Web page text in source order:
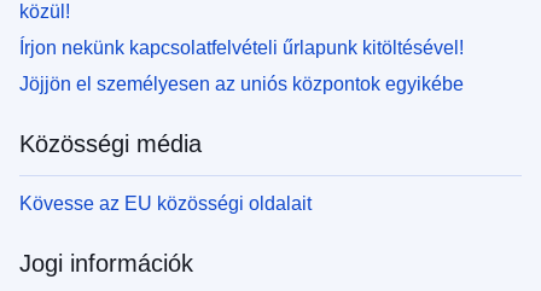
közül!
Írjon nekünk kapcsolatfelvételi űrlapunk kitöltésével!
Jöjjön el személyesen az uniós központok egyikébe
Közösségi média
Kövesse az EU közösségi oldalait
Jogi információk